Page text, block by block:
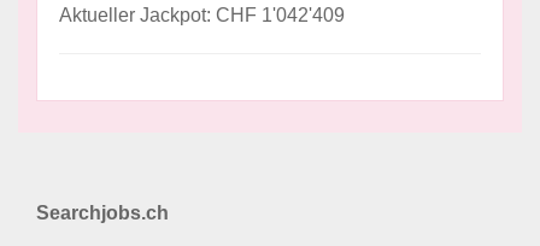
Aktueller Jackpot: CHF 1'042'409
Searchjobs.ch